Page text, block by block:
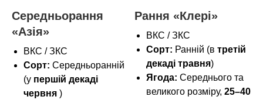
Середньорання
«Азія»
ВКС / ЗКС
Сорт: Середньоранній
(у першій декаді
червня )
Рання «Клері»
ВКС / ЗКС
Сорт: Ранній (в третій
декаді травня)
Ягода: Середнього та
великого розміру, 25–40